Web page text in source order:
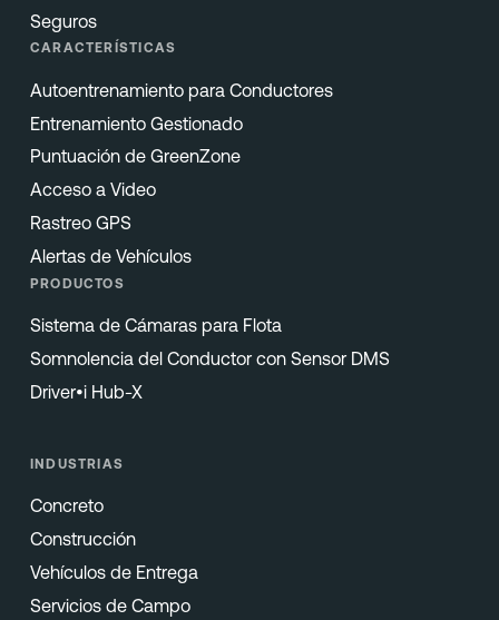
Seguros
CARACTERÍSTICAS
Autoentrenamiento para Conductores
Entrenamiento Gestionado
Puntuación de GreenZone
Acceso a Video
Rastreo GPS
Alertas de Vehículos
PRODUCTOS
Sistema de Cámaras para Flota
Somnolencia del Conductor con Sensor DMS
Driver•i Hub-X
INDUSTRIAS
Concreto
Construcción
Vehículos de Entrega
Servicios de Campo